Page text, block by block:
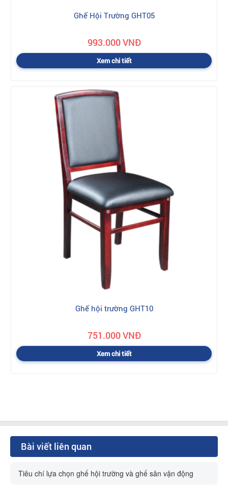
Ghế Hội Trường GHT05
993.000 VNĐ
Xem chi tiết
Ghế hội trường GHT10
751.000 VNĐ
Xem chi tiết
Bài viết liên quan
Tiêu chí lựa chọn ghế hội trường và ghế sân vận động